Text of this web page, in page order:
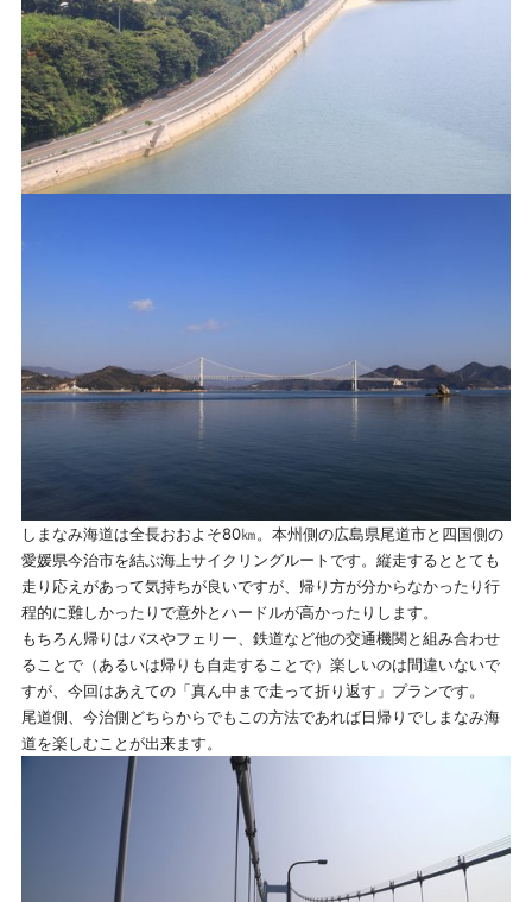
しまなみ海道は全長おおよそ80㎞。本州側の広島県尾道市と四国側の
愛媛県今治市を結ぶ海上サイクリングルートです。縦走するととても
走り応えがあって気持ちが良いですが、帰り方が分からなかったり行
程的に難しかったりで意外とハードルが高かったりします。
もちろん帰りはバスやフェリー、鉄道など他の交通機関と組み合わせ
ることで（あるいは帰りも自走することで）楽しいのは間違いないで
すが、今回はあえての「真ん中まで走って折り返す」プランです。
尾道側、今治側どちらからでもこの方法であれば日帰りでしまなみ海
道を楽しむことが出来ます。